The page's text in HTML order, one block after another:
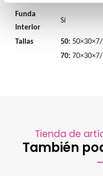
Funda
Interior
Sí
Tallas 50:
70:
Tienda de
También